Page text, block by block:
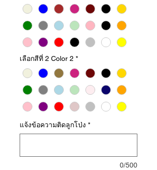
เลือกสีที่ 2 Color 2 *
แจ้งข้อความติดลูกโป่ง *
0/500